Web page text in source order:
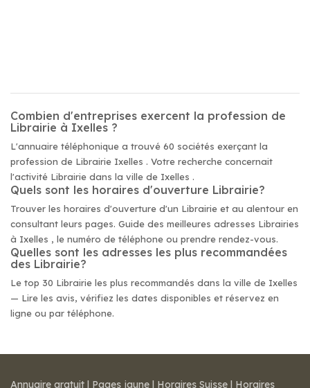
Combien d'entreprises exercent la profession de
Librairie à Ixelles ?
L'annuaire téléphonique a trouvé 60 sociétés exerçant la
profession de Librairie Ixelles . Votre recherche concernait
l'activité Librairie dans la ville de Ixelles .
Quels sont les horaires d'ouverture Librairie?
Trouver les horaires d'ouverture d'un Librairie et au alentour en
consultant leurs pages. Guide des meilleures adresses Librairies
à Ixelles , le numéro de téléphone ou prendre rendez-vous.
Quelles sont les adresses les plus recommandées
des Librairie?
Le top 30 Librairie les plus recommandés dans la ville de Ixelles
— Lire les avis, vérifiez les dates disponibles et réservez en
ligne ou par téléphone.
Annuaire gratuit | Pages jaune | Horaires Suisse | Horaires